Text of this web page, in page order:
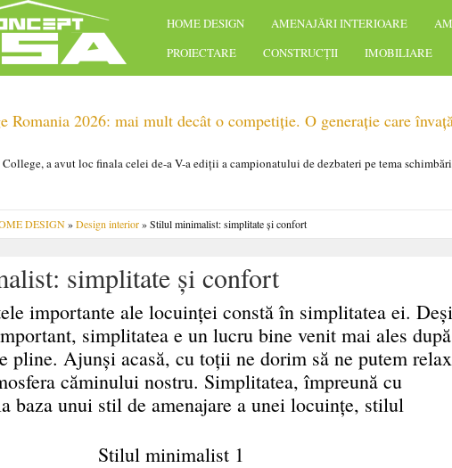
HOME DESIGN AMENAJĂRI INTERIOARE
PROIECTARE
CONSTRUCȚII IMOBILIARE
Romania 2026: mai mult decât o competiție. O generație care
College, a avut loc finala celei de-a V-a ediții a campionatului de dezbateri pe tema
DESIGN»Design interior» Stilul minimalist: simplitate și confort
simplitate și confort
importante ale locuinței constă în simplitatea ei. Deşi
simplitatea e un lucru bine venit mai ales după
pline. Ajunși acasă, cu toții ne dorim să ne putem
căminului nostru. Simplitatea, împreună cu
baza unui stil de amenajare a unei locuințe, stilul
Stilul minimalist 1